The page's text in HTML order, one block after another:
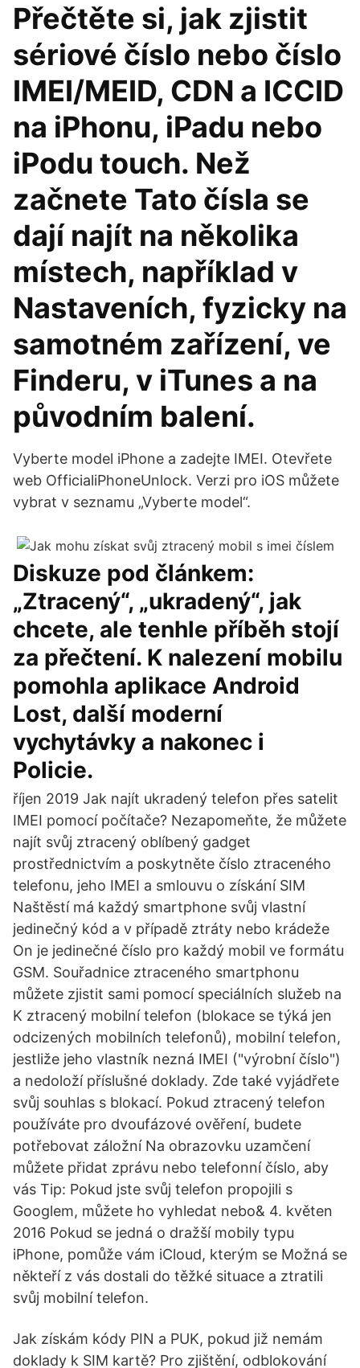
Přečtěte si, jak zjistit
sériové číslo nebo číslo
IMEI/MEID, CDN a ICCID
na iPhonu, iPadu nebo
iPodu touch. Než
začnete Tato čísla se
dají najít na několika
místech, například v
Nastaveních, fyzicky na
samotném zařízení, ve
Finderu, v iTunes a na
původním balení.
Vyberte model iPhone a zadejte IMEI. Otevřete
web OfficialiPhoneUnlock. Verzi pro iOS můžete
vybrat v seznamu „Vyberte model“.
Diskuze pod článkem:
„Ztracený“, „ukradený“, jak
chcete, ale tenhle příběh stojí
za přečtení. K nalezení mobilu
pomohla aplikace Android
Lost, další moderní
vychytávky a nakonec i
Policie.
říjen 2019 Jak najít ukradený telefon přes satelit
IMEI pomocí počítače? Nezapomeňte, že můžete
najít svůj ztracený oblíbený gadget
prostřednictvím a poskytněte číslo ztraceného
telefonu, jeho IMEI a smlouvu o získání SIM
Naštěstí má každý smartphone svůj vlastní
jedinečný kód a v případě ztráty nebo krádeže
On je jedinečné číslo pro každý mobil ve formátu
GSM. Souřadnice ztraceného smartphonu
můžete zjistit sami pomocí speciálních služeb na
K ztracený mobilní telefon (blokace se týká jen
odcizených mobilních telefonů), mobilní telefon,
jestliže jeho vlastník nezná IMEI ("výrobní číslo")
a nedoloží příslušné doklady. Zde také vyjádřete
svůj souhlas s blokací. Pokud ztracený telefon
používáte pro dvoufázové ověření, budete
potřebovat záložní Na obrazovku uzamčení
můžete přidat zprávu nebo telefonní číslo, aby
vás Tip: Pokud jste svůj telefon propojili s
Googlem, můžete ho vyhledat nebo& 4. květen
2016 Pokud se jedná o dražší mobily typu
iPhone, pomůže vám iCloud, kterým se Možná se
někteří z vás dostali do těžké situace a ztratili
svůj mobilní telefon.
Jak získám kódy PIN a PUK, pokud již nemám
doklady k SIM kartě? Pro zjištění, odblokování